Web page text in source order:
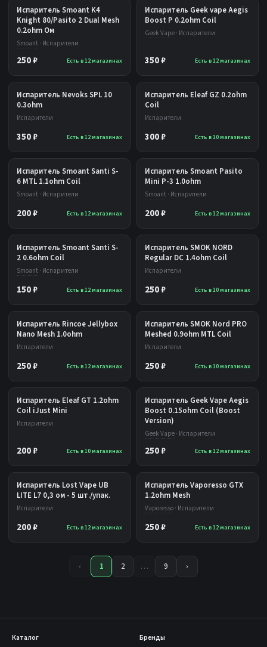
Испаритель Smoant K4
Knight 80/Pasito 2 Dual Mesh
0.2ohm Ом
Smoant · Испарители
250 ₽ Есть в 12 магазинах
Испаритель Geek vape Aegis
Boost P 0.2ohm Coil
Geek Vape · Испарители
350 ₽ Есть в 12 магазинах
Испаритель Nevoks SPL 10
0.3ohm
Испарители
350 ₽ Есть в 12 магазинах
Испаритель Eleaf GZ 0.2ohm
Coil
Испарители
300 ₽ Есть в 10 магазинах
Испаритель Smoant Santi S-
6 MTL 1.1ohm Coil
Smoant · Испарители
200 ₽ Есть в 12 магазинах
Испаритель Smoant Pasito
Mini P-3 1.0ohm
Smoant · Испарители
200 ₽ Есть в 12 магазинах
Испаритель Smoant Santi S-
2 0.6ohm Coil
Smoant · Испарители
150 ₽ Есть в 12 магазинах
Испаритель SMOK NORD
Regular DC 1.4ohm Coil
Испарители
250 ₽ Есть в 10 магазинах
Испаритель Rincoe Jellybox
Nano Mesh 1.0ohm
Испарители
250 ₽ Есть в 12 магазинах
Испаритель SMOK Nord PRO
Meshed 0.9ohm MTL Coil
Испарители
250 ₽ Есть в 10 магазинах
Испаритель Eleaf GT 1.2ohm
Coil iJust Mini
Испарители
200 ₽ Есть в 10 магазинах
Испаритель Geek Vape Aegis
Boost 0.15ohm Coil (Boost
Version)
Geek Vape · Испарители
250 ₽ Есть в 12 магазинах
Испаритель Lost Vape UB
LITE L7 0,3 ом - 5 шт./упак.
Испарители
200 ₽ Есть в 12 магазинах
Испаритель Vaporesso GTX
1.2ohm Mesh
Vaporesso · Испарители
250 ₽ Есть в 12 магазинах
‹ 1 2 … 9 ›
Каталог Бренды